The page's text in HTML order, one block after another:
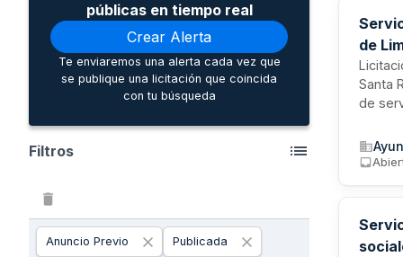
públicas en tiempo real
Crear Alerta
Te enviaremos una alerta cada vez que
se publique una licitación que coincida
con tu búsqueda
Filtros
Anuncio Previo Publicada
de
Santa
de